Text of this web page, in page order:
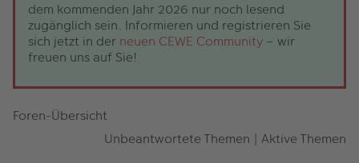
dem kommenden Jahr 2026 nur noch lesend
zugänglich sein. Informieren und registrieren Sie
sich jetzt in der neuen CEWE Community – wir
freuen uns auf Sie!
Foren-Übersicht
Unbeantwortete Themen | Aktive Themen